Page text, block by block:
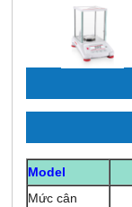
Model
Mức cân